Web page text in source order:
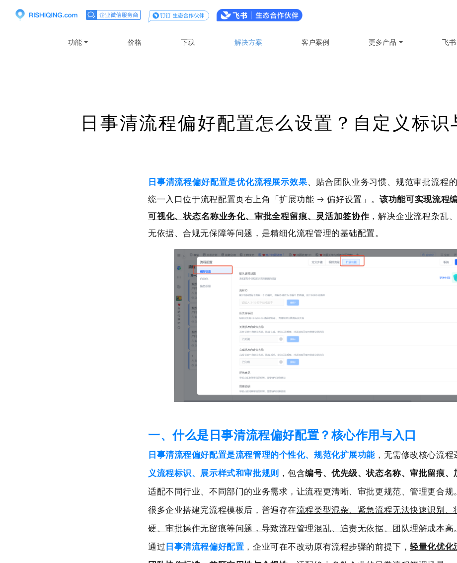
功能 价格 下载 解决方案 客户案例 更多产品 飞书
日事清流程偏好配置怎么设置？自定义标识
日事清流程偏好配置是优化流程展示效果、贴合团队业务习惯、规范审批流程
统一入口位于流程配置页右上角「扩展功能 → 偏好设置」。该功能可实现流程
可视化、状态名称业务化、审批全程留痕、灵活加签协作，解决企业流程杂乱
无依据、合规无保障等问题，是精细化流程管理的基础配置。
一、什么是日事清流程偏好配置？核心作用与入口
日事清流程偏好配置是流程管理的个性化、规范化扩展功能 ，无需修改核心流
义流程标识、展示样式和审批规则 ，包含编号、优先级、状态名称、审批留痕、
适配不同行业、不同部门的业务需求，让流程更清晰、审批更规范、管理更合规。
很多企业搭建完流程模板后，普遍存在流程类型混杂、紧急流程无法快速识别、
硬、审批操作无留痕等问题，导致流程管理混乱、追责无依据、团队理解成本高。
通过日事清流程偏好配置 ，企业可在不改动原有流程步骤的前提下，轻量化优化